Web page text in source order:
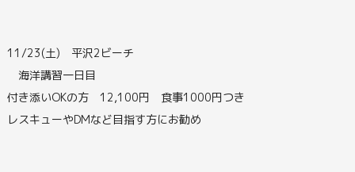
11/23(土) 平沢2ビーチ
海洋講習一日目
付き添いOKの方 12,100円 食事1000円つき
レスキューやDMなど目指す方にお勧め